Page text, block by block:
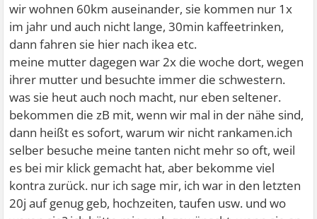
wir wohnen 60km auseinander, sie kommen nur 1x
im jahr und auch nicht lange, 30min kaffeetrinken,
dann fahren sie hier nach ikea etc.
meine mutter dagegen war 2x die woche dort, wegen
ihrer mutter und besuchte immer die schwestern.
was sie heut auch noch macht, nur eben seltener.
bekommen die zB mit, wenn wir mal in der nähe sind,
dann heißt es sofort, warum wir nicht rankamen.ich
selber besuche meine tanten nicht mehr so oft, weil
es bei mir klick gemacht hat, aber bekomme viel
kontra zurück. nur ich sage mir, ich war in den letzten
20j auf genug geb, hochzeiten, taufen usw. und wo